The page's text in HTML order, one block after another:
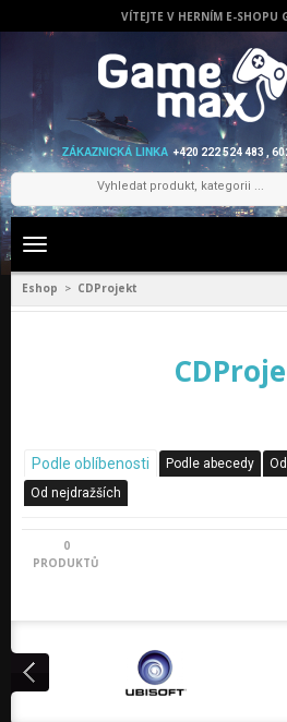
VÍTEJTE V HERNÍM E-SHOPU
ZÁKAZNICKÁ LINKA +420 222 524 483 ,
Zobrazit
Eshop > CDProjekt
Podle oblíbenosti Podle abecedy
Od nejdražších
0
PRODUKTŮ